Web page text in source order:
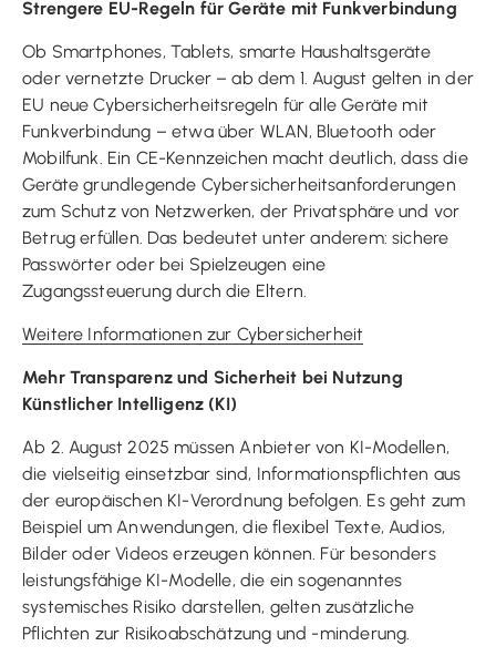
Strengere EU-Regeln für Geräte mit Funkverbindung
Ob Smartphones, Tablets, smarte Haushaltsgeräte
oder vernetzte Drucker – ab dem 1. August gelten in der
EU neueCybersicherheitsregeln für alle Geräte mit
Funkverbindung – etwa über WLAN, Bluetooth oder
Mobilfunk. Ein CE-Kennzeichen macht deutlich, dass die
Geräte grundlegende Cybersicherheitsanforderungen
zum Schutz von Netzwerken, der Privatsphäre und vor
Betrug erfüllen. Das bedeutet unter anderem: sichere
Passwörter oder bei Spielzeugen eine
Zugangssteuerung durch die Eltern.
Weitere Informationen zur Cybersicherheit
Mehr Transparenz und Sicherheit bei Nutzung
Künstlicher Intelligenz (KI)
Ab 2. August 2025 müssen Anbieter von KI-Modellen,
die vielseitig einsetzbar sind, Informationspflichten aus
der europäischen KI-Verordnung befolgen. Es geht zum
Beispiel um Anwendungen, die flexibel Texte, Audios,
Bilder oder Videos erzeugen können. Für besonders
leistungsfähige KI-Modelle, die ein sogenanntes
systemisches Risiko darstellen, gelten zusätzliche
Pflichten zur Risikoabschätzung und -minderung.